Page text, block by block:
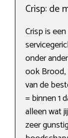
Crisp: de
Crisp is
onder
ook Brood,
van de
= binnen 1
alleen wat
zeer